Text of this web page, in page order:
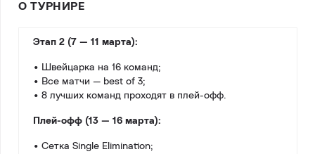
О ТУРНИРЕ
Этап 2 (7 — 11 марта):
• Швейцарка на 16 команд;
• Все матчи — best of 3;
• 8 лучших команд проходят в плей-офф.
Плей-офф (13 — 16 марта):
• Сетка Single Elimination;